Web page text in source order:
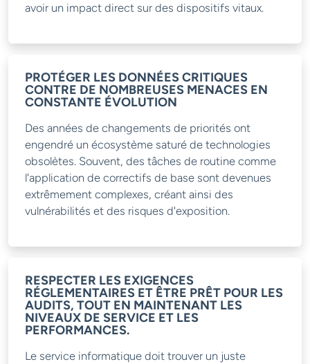
avoir un impact direct sur des dispositifs vitaux.
PROTÉGER LES DONNÉES CRITIQUES
CONTRE DE NOMBREUSES MENACES EN
CONSTANTE ÉVOLUTION
Des années de changements de priorités ont
engendré un écosystème saturé de technologies
obsolètes. Souvent, des tâches de routine comme
l'application de correctifs de base sont devenues
extrêmement complexes, créant ainsi des
vulnérabilités et des risques d'exposition.
RESPECTER LES EXIGENCES
RÉGLEMENTAIRES ET ÊTRE PRÊT POUR LES
AUDITS, TOUT EN MAINTENANT LES
NIVEAUX DE SERVICE ET LES
PERFORMANCES.
Le service informatique doit trouver un juste